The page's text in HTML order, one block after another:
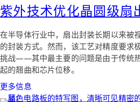
紫外技术优化晶圆级扇
在半导体行业中，扇出封装长期以来被
的封装方式。然而，该工艺对精度要求
挑战——其中最主要的问题是由于传统
起的翘曲和芯片位移。
更多信息